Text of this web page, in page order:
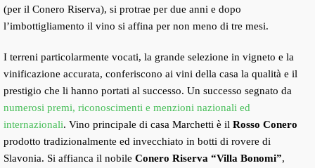
(per il Conero Riserva), si protrae per due anni e dopo
l’imbottigliamento il vino si affina per non meno di tre mesi.
I terreni particolarmente vocati, la grande selezione in vigneto e la
vinificazione accurata, conferiscono ai vini della casa la qualità e il
prestigio che li hanno portati al successo. Un successo segnato da
numerosi premi, riconoscimenti e menzioni nazionali ed
internazionali. Vino principale di casa Marchetti è il Rosso Conero
prodotto tradizionalmente ed invecchiato in botti di rovere di
Slavonia. Si affianca il nobile Conero Riserva “Villa Bonomi”,